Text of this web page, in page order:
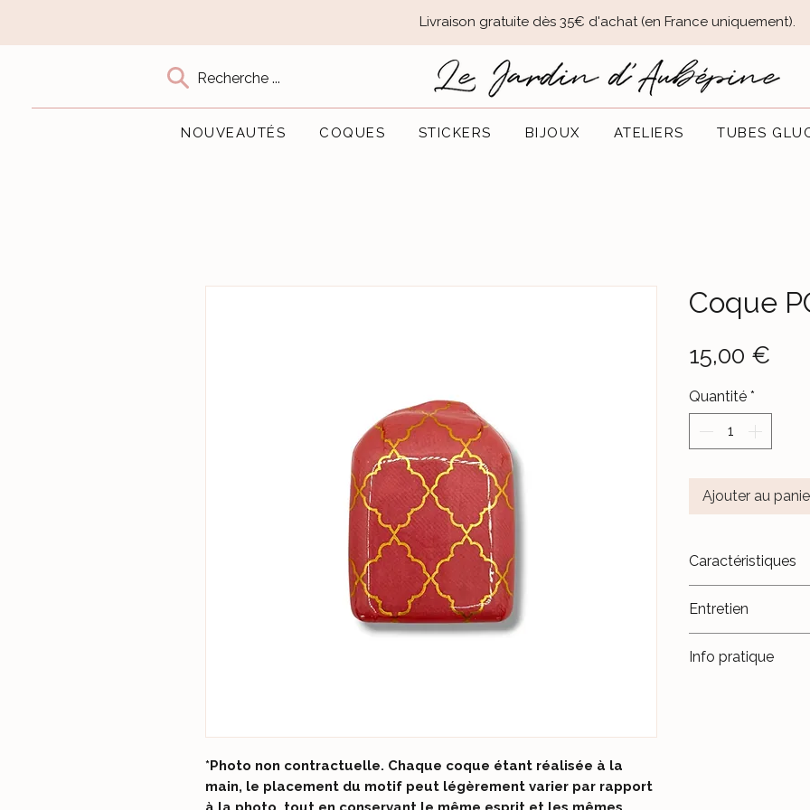
Livraison gratuite dès 35€ d'achat (en France uniquement).​
Recherche ...
NOUVEAUTÉS COQUES STICKERS BIJOUX ATELIERS TUBES
*Photo non contractuelle. Chaque coque étant réalisée à la
main, le placement du motif peut légèrement varier par rapport
Coque
15,00 €
Quantité *
Ajouter au
Caractéristiques
- Fait main.
- Fabriqué en
Entretien
piscine ou de la
Info pratique